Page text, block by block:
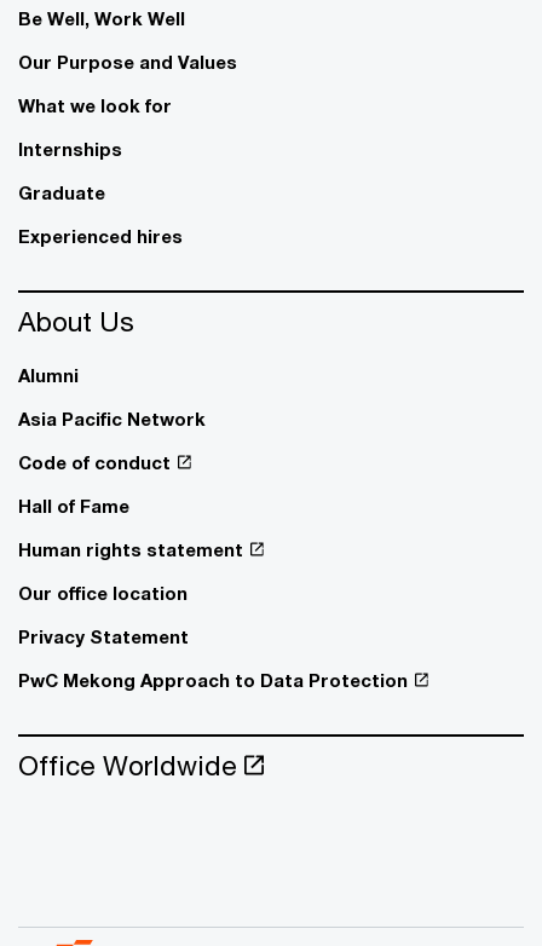
Be Well, Work Well​
Our Purpose and Values
What we look for
Internships
Graduate
Experienced hires
About Us
Alumni
Asia Pacific Network
Code of conduct
Hall of Fame
Human rights statement
Our office location
Privacy Statement
PwC Mekong Approach to Data Protection
Office Worldwide